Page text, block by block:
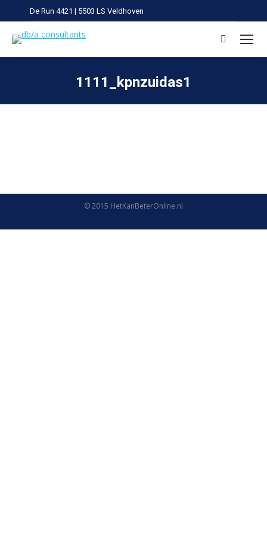
De Run 4421 | 5503 LS Veldhoven
Search:
1111_kpnzuidas1
© 2015 HetKanBeterOnline.nl